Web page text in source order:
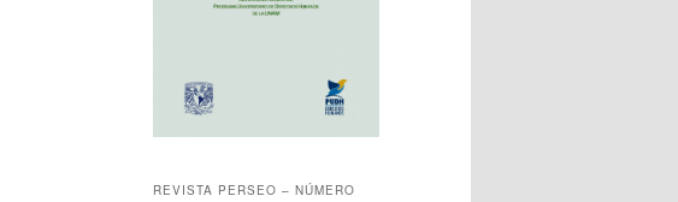
REVISTA PERSEO – NÚMERO